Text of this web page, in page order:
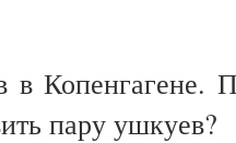
в
пару ушкуев?